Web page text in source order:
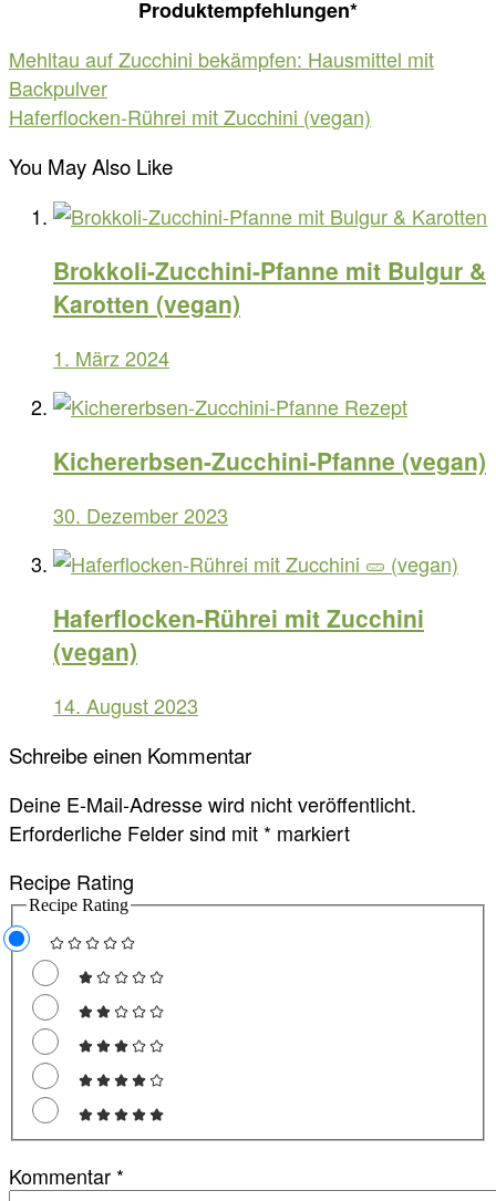
Produktempfehlungen*
Beitragsnavigation
Mehltau auf Zucchini bekämpfen: Hausmittel mit
Backpulver
Haferflocken-Rührei mit Zucchini (vegan)
You May Also Like
Brokkoli-Zucchini-Pfanne mit Bulgur &
Karotten (vegan)
1. März 2024
Kichererbsen-Zucchini-Pfanne (vegan)
30. Dezember 2023
Haferflocken-Rührei mit Zucchini
(vegan)
14. August 2023
Schreibe einen Kommentar
Deine E-Mail-Adresse wird nicht veröffentlicht.
Erforderliche Felder sind mit * markiert
Recipe Rating
Recipe Rating
Kommentar *